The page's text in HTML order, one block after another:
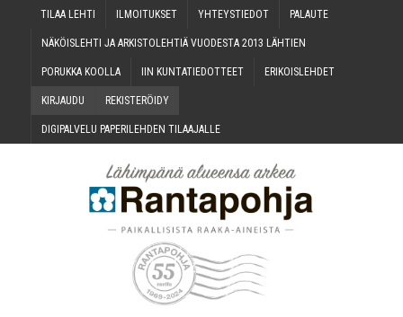
TILAA LEH­TI ILMOI­TUK­SET YHTEYS­TIE­DOT PALAU­TE
NÄKÖIS­LEH­TI JA ARKIS­TO­LEH­TIÄ VUO­DES­TA 2013 LÄHTIEN
PORUK­KA KOOLLA IIN KUN­TA­TIE­DOT­TEET ERI­KOIS­LEH­DET
KIR­JAU­DU REKIS­TE­RÖI­DY
DIGI­PAL­VE­LU PAPE­RI­LEH­DEN TILAAJALLE